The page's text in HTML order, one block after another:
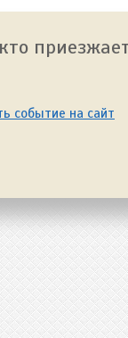
событие на сайт